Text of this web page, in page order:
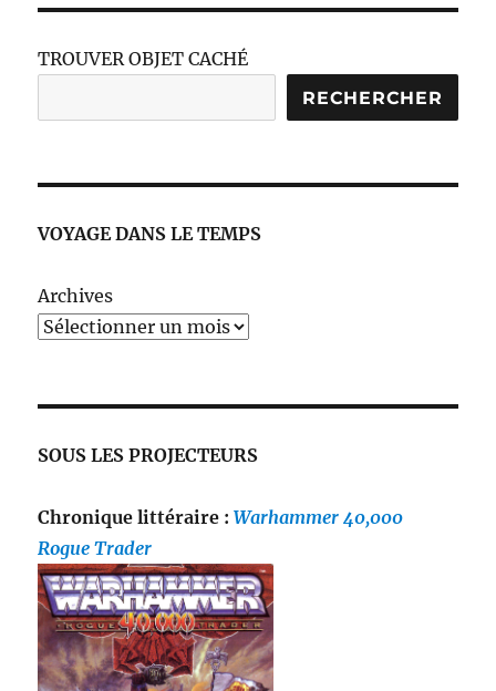
TROUVER OBJET CACHÉ
RECHERCHER
VOYAGE DANS LE TEMPS
Archives
SOUS LES PROJECTEURS
Chronique littéraire :Warhammer 40,000
Rogue Trader